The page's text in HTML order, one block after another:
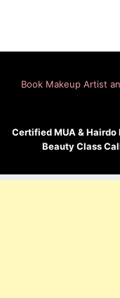
Book Makeup Artist
Certified MUA & Hairdo
Beauty Class